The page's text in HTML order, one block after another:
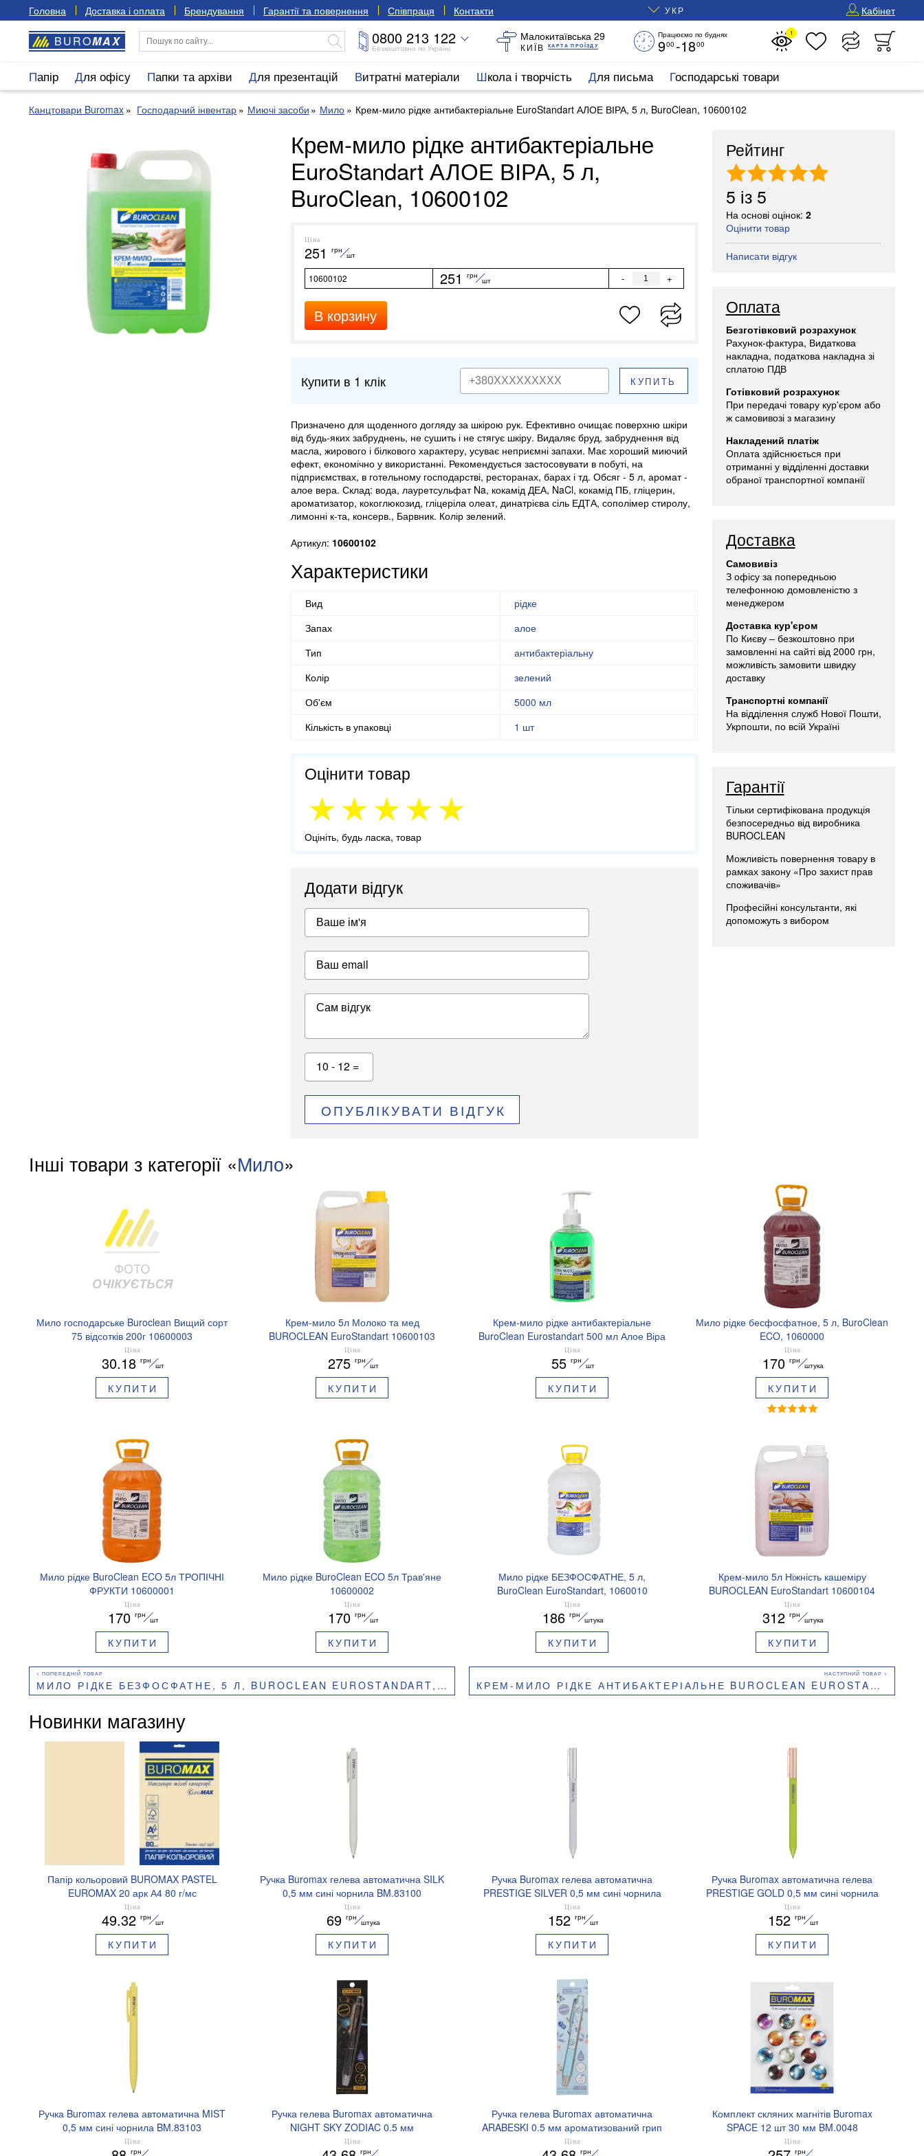
Головна Доставка і оплата Брендування Гарантії та повернення Співпраця Контакти УКР Кабінет
BUROMAX 0800 213 122
Безкоштовно по Україні
Малокитаївська 29
КИЇВ КАРТА ПРОЇЗДУ
Працюємо по буднях
900 -1800
1
Папір Для офісу Папки та архіви Для презентацій Витратні матеріали Школа і творчість Для письма Господарські товари
Канцтовари Buromax Господарчий інвентар Миючі засоби Мило Крем-мило рідке антибактеріальне EuroStandart АЛОЕ ВІРА, 5 л, BuroClean, 10600102
Крем-мило рідке антибактеріальне
EuroStandart АЛОЕ ВІРА, 5 л,
BuroClean, 10600102
Ціна
251 грн
шт
10600102 251 грн
шт - +
В корзину
Купити в 1 клік КУПИТЬ
Призначено для щоденного догляду за шкірою рук. Ефективно очищає поверхню шкіри
від будь-яких забруднень, не сушить і не стягує шкіру. Видаляє бруд, забруднення від
масла, жирового і білкового характеру, усуває неприємні запахи. Має хороший миючий
ефект, економічно у використанні. Рекомендується застосовувати в побуті, на
підприємствах, в готельному господарстві, ресторанах, барах і тд. Обсяг - 5 л, аромат -
алое вера. Склад: вода, лауретсульфат Na, кокамід ДЕА, NaCl, кокамід ПБ, гліцерин,
ароматизатор, кокоглюкозид, гліцеріла олеат, динатрієва сіль ЕДТА, сополімер стиролу,
лимонні к-та, консерв., Барвник. Колір зелений.
Артикул: 10600102
Характеристики
Вид
рідке
Запах
алое
Тип
антибактеріальну
Колір
зелений
Об'єм
5000 мл
Кількість в упаковці
1 шт
Оцінити товар
Оцініть, будь ласка, товар
Додати відгук
Ваше ім'я
Ваш email
Сам відгук
10 - 12 =
ОПУБЛІКУВАТИ ВІДГУК
Рейтинг
5 із 5
На основі оцінок: 2
Оцінити товар
Написати відгук
Оплата
Безготівковий розрахунок
Рахунок-фактура, Видаткова
накладна, податкова накладна зі
сплатою ПДВ
Готівковий розрахунок
При передачі товару кур'єром або
ж самовивозі з магазину
Накладений платіж
Оплата здійснюється при
отриманні у відділенні доставки
обраної транспортної компанії
Доставка
Самовивіз
З офісу за попередньою
телефонною домовленістю з
менеджером
Доставка кур'єром
По Києву – безкоштовно при
замовленні на сайті від 2000 грн,
можливість замовити швидку
доставку
Транспортні компанії
На відділення служб Нової Пошти,
Укрпошти, по всій Україні
Гарантії
Тільки сертифікована продукція
безпосередньо від виробника
BUROCLEAN
Можливість повернення товару в
рамках закону «Про захист прав
споживачів»
Професійні консультанти, які
допоможуть з вибором
Інші товари з категорії «Мило»
Мило господарське Buroclean Вищий сорт
75 відсотків 200г 10600003
Ціна
30.18 грн
шт
КУПИТИ
Крем-мило 5л Молоко та мед
BUROCLEAN EuroStandart 10600103
Ціна
275 грн
шт
КУПИТИ
Крем-мило рідке антибактеріальне
BuroClean Eurostandart 500 мл Алое Віра
10600203
Ціна
55 грн
шт
КУПИТИ
Мило рідке бесфосфатное, 5 л, BuroClean
ECO, 1060000
Ціна
170 грн
штука
КУПИТИ
Мило рідке BuroClean ECO 5л ТРОПІЧНІ
ФРУКТИ 10600001
Ціна
170 грн
шт
КУПИТИ
Мило рідке BuroClean ECO 5л Трав'яне
10600002
Ціна
170 грн
шт
КУПИТИ
Мило рідке БЕЗФОСФАТНЕ, 5 л,
BuroClean EuroStandart, 1060010
Ціна
186 грн
штука
КУПИТИ
Крем-мило 5л Ніжність кашеміру
BUROCLEAN EuroStandart 10600104
Ціна
312 грн
штука
КУПИТИ
МИЛО РІДКЕ БЕЗФОСФАТНЕ, 5 Л, BUROCLEAN EUROSTANDART, 1060010 КРЕМ-МИЛО РІДКЕ АНТИБАКТЕРІАЛЬНЕ BUROCLEAN EUROSTANDART 500 МЛ АЛОЕ ВІРА 10600203
Новинки магазину
Папір кольоровий BUROMAX PASTEL
EUROMAX 20 арк А4 80 г/мс
BM.2721220E-08
Ціна
49.32 грн
шт
КУПИТИ
Ручка Buromax гелева автоматична SILK
0,5 мм сині чорнила BM.83100
Ціна
69 грн
штука
КУПИТИ
Ручка Buromax гелева автоматична
PRESTIGE SILVER 0,5 мм сині чорнила
BM.83102
Ціна
152 грн
шт
КУПИТИ
Ручка Buromax автоматична гелева
PRESTIGE GOLD 0,5 мм сині чорнила
BM.83101
Ціна
152 грн
шт
КУПИТИ
Ручка Buromax гелева автоматична MIST
0,5 мм сині чорнила BM.83103
Ціна
грн
Ручка гелева Buromax автоматична
NIGHT SKY ZODIAC 0.5 мм
ароматизований грип синє чорнило
Ціна
грн
Ручка гелева Buromax автоматична
ARABESKI 0.5 мм ароматизований грип
синє чорнило в блістері BM.8379-02
Ціна
грн
Комплект скляних магнітів Buromax
SPACE 12 шт 30 мм BM.0048
Ціна
грн